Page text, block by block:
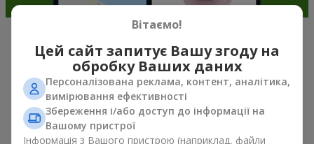
М’які іграшки в м. Гайсин —
найкраще доповнення до букетів
Букет квітів у подарунок — це не про матеріальні цінності, а
про щирі емоції й приємні спогади. А що, як не м’яка іграшка
підкріплює їх і залишає в пам’яті надовго. Саме тому букет з
Вітаємо!
Цей сайт запитує Вашу згоду на
обробку Ваших даних
Персоналізована реклама, контент, аналітика,
вимірювання ефективності
Збереження і/або доступ до інформації на
Вашому пристрої
Інформація з Вашого пристрою (наприклад, файли